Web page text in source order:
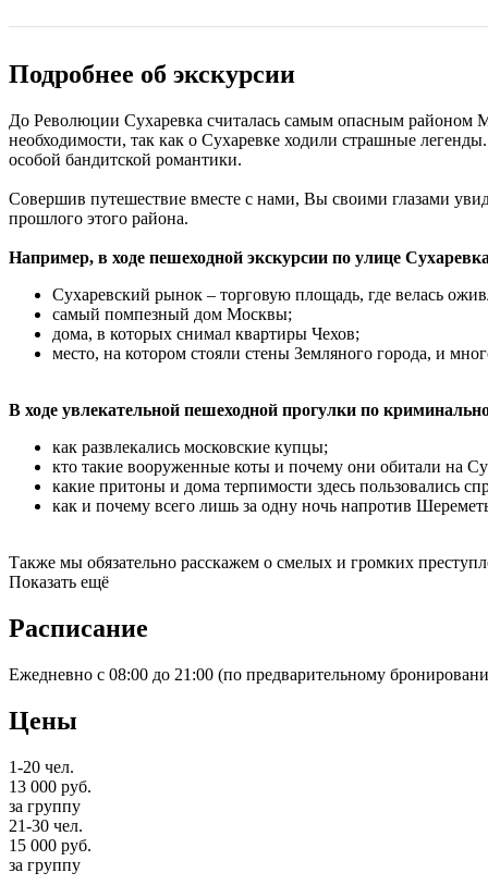
Подробнее об экскурсии
До Революции Сухаревка считалась самым опасным районом
необходимости, так как о Сухаревке ходили страшные
особой бандитской романтики.
Совершив путешествие вместе с нами, Вы своими глазами
прошлого этого района.
Например, в ходе пешеходной экскурсии по улице
Сухаревский рынок – торговую площадь, где велась
самый помпезный дом Москвы;
дома, в которых снимал квартиры Чехов;
место, на котором стояли стены Земляного города, и
В ходе увлекательной пешеходной прогулки по
как развлекались московские купцы;
кто такие вооруженные коты и почему они обитали на
какие притоны и дома терпимости здесь пользовались
как и почему всего лишь за одну ночь напротив
Также мы обязательно расскажем о смелых и громких
Показать ещё
Расписание
Ежедневно с 08:00 до 21:00 (по предварительному
Цены
1-20 чел.
13 000 руб.
за группу
21-30 чел.
15 000 руб.
за группу